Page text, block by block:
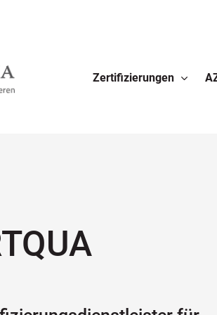
Zertifizierungen